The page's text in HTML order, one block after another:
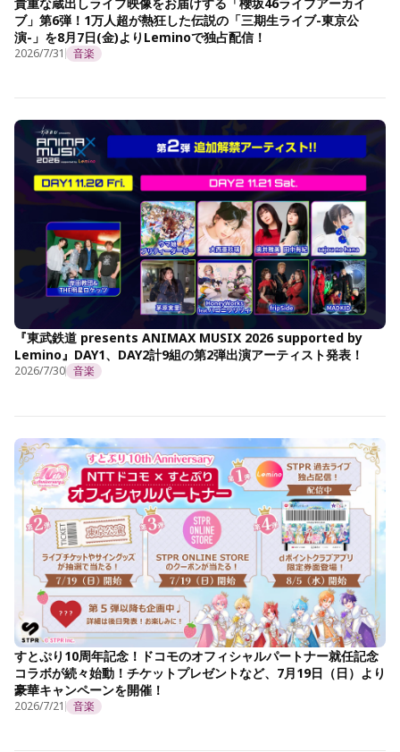
ブ」第6弾！1万人超が熱狂した伝説の「三期生ライブ-東京公
演-」を8月7日(金)よりLeminoで独占配信！
2026/7/31 音楽
『東武鉄道 presents ANIMAX MUSIX 2026 supported by
Lemino』DAY1、DAY2計9組の第2弾出演アーティスト発表！
2026/7/30 音楽
すとぷり10周年記念！ドコモのオフィシャルパートナー就任記念
コラボが続々始動！チケットプレゼントなど、7月19日（日）より
豪華キャンペーンを開催！
2026/7/21 音楽